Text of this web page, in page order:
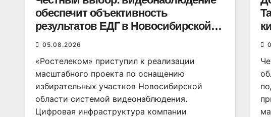
обеспечит объективность
результатов ЕДГ в Новосибирской
области
05.08.2026
«Ростелеком» приступил к реализации
масштабного проекта по оснащению
избирательных участков Новосибирской
области системой видеонаблюдения.
Цифровая инфраструктура компании